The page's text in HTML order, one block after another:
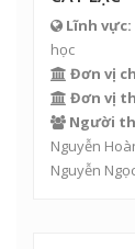
Lĩnh vực:
học
Đơn vị
Đơn vị
Người
Nguyễn
Nguyễn